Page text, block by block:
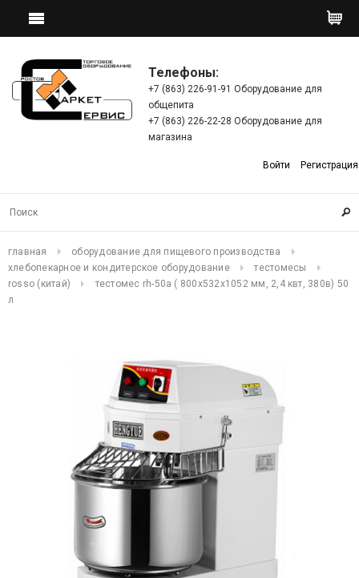
Телефоны:
+7 (863) 226-91-91 Оборудование для
общепита
+7 (863) 226-22-28 Оборудование для
магазина
Войти Регистрация
главная
оборудование для пищевого производства
хлебопекарное и кондитерское оборудование
тестомесы
rosso (китай)
тестомес rh-50a ( 800х532х1052 мм, 2,4 квт, 380в) 50
л